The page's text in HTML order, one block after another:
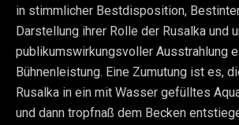
in stimmlicher Bestdisposition,
Darstellung ihrer Rolle der Rusalka und
publikumswirkungsvoller Ausstrahlung
Bühnenleistung. Eine Zumutung ist es,
Rusalka in ein mit Wasser gefülltes
und dann tropfnaß dem Becken